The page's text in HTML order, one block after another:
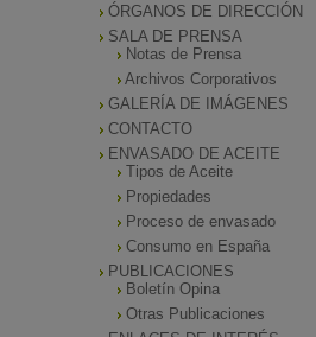
ÓRGANOS DE DIRECCIÓN
SALA DE PRENSA
Notas de Prensa
Archivos Corporativos
GALERÍA DE IMÁGENES
CONTACTO
ENVASADO DE ACEITE
Tipos de Aceite
Propiedades
Proceso de envasado
Consumo en España
PUBLICACIONES
Boletín Opina
Otras Publicaciones